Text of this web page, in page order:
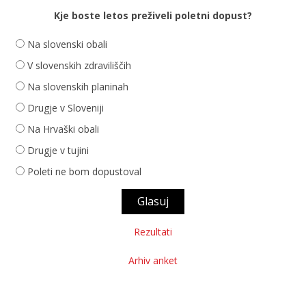
Kje boste letos preživeli poletni dopust?
Na slovenski obali
V slovenskih zdraviliščih
Na slovenskih planinah
Drugje v Sloveniji
Na Hrvaški obali
Drugje v tujini
Poleti ne bom dopustoval
Rezultati
Arhiv anket